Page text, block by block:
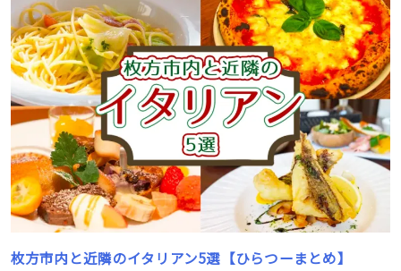
枚方市内と近隣のイタリアン5選【ひらつーまとめ】